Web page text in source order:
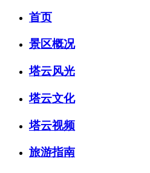
首页
景区概况
塔云风光
塔云文化
塔云视频
旅游指南